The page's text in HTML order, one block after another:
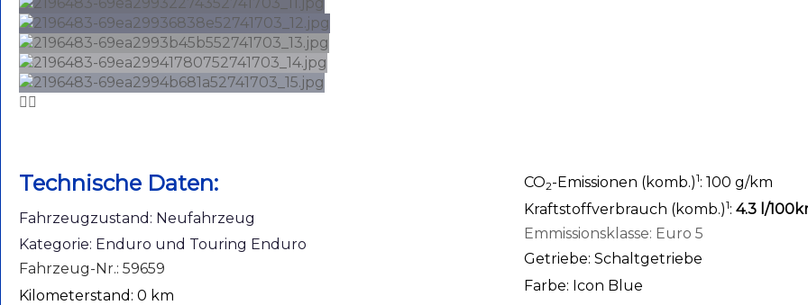
Technische Daten:
Fahrzeugzustand: Neufahrzeug
Kategorie: Enduro und Touring Enduro
Fahrzeug-Nr.: 59659
Kilometerstand: 0 km
CO2-Emissionen (komb.)1: 100 g/km
Kraftstoffverbrauch (komb.)1: 4.3 l/
Emmissionsklasse: Euro 5
Getriebe: Schaltgetriebe
Farbe: Icon Blue